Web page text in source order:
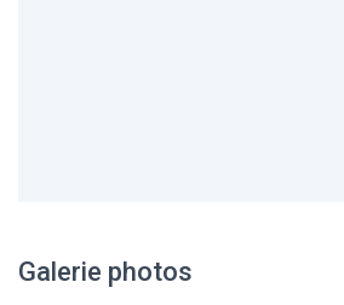
Galerie photos